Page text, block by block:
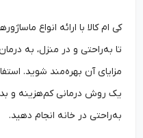
کی ام کالا با ارائه انواع
تا به‌راحتی و در منزل، به درمان
مزایای آن بهره‌مند شوید. استفاده
یک روش درمانی کم‌هزینه و بدون
به‌راحتی در خانه انجام دهید.